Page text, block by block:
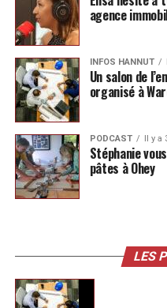
agence
INFOS HANNUT
Un salon de
organisé à
PODCAST Il y a
Stéphanie
pâtes à Ohey
LES